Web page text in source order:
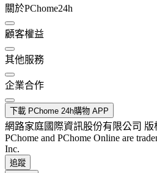
關於PChome24h
顧客權益
其他服務
企業合作
下載 PChome 24h購物 APP
網路家庭國際資訊股份有限公司
PChome and PChome Online are
Inc.
追蹤